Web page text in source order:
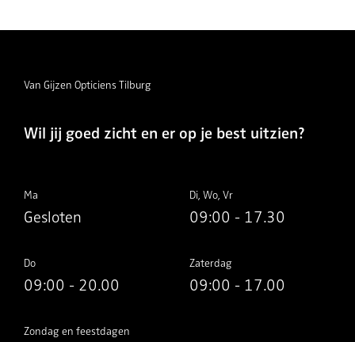
Van Gijzen Opticiens Tilburg
Wil jij goed zicht en er op je best uitzien?
Ma
Gesloten
Di, Wo, Vr
09:00 - 17.30
Do
09:00 - 20.00
Zaterdag
09:00 - 17.00
Zondag en feestdagen